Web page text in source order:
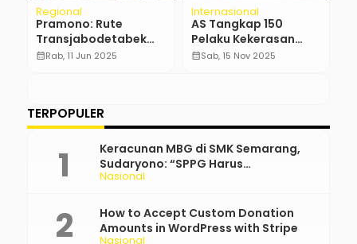
Regional
Pramono: Rute
Transjabodetabek
Memberatkan APBD
calendar_monthRab, 11 Jun 2025
Internasional
AS Tangkap 150
Pelaku Kekerasan
Seksual dalam
calendar_monthSab, 15 Nov 2025
TERPOPULER
Nasional
Keracunan MBG di SMK Semarang,
Sudaryono: “SPPG Harus
Bertanggung Jawab!”
Nasional
How to Accept Custom Donation
Amounts in WordPress with Stripe